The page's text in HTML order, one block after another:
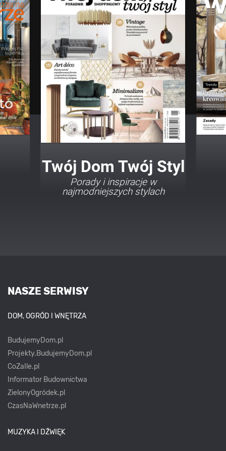
Twój Dom Twój Styl
Porady i inspiracje w
najmodniejszych stylach
NASZE SERWISY
DOM, OGRÓD I WNĘTRZA
BudujemyDom.pl
Projekty.BudujemyDom.pl
CoZaIle.pl
Informator Budownictwa
ZielonyOgródek.pl
CzasNaWnetrze.pl
MUZYKA I DŹWIĘK